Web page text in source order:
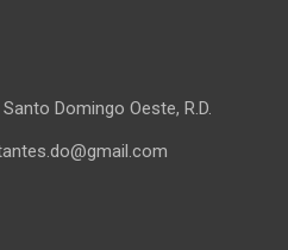
Domingo Oeste, R.D.